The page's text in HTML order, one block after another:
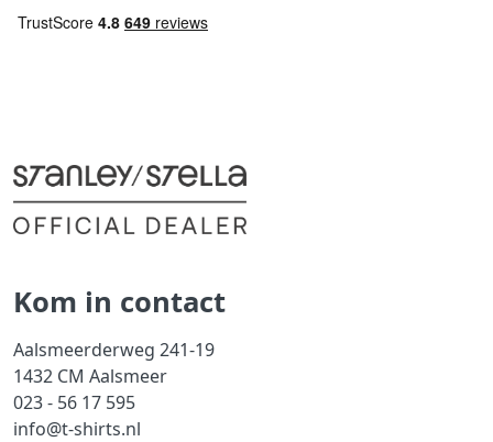
Kom in contact
Aalsmeerderweg 241-19
1432 CM Aalsmeer
023 - 56 17 595
info@t-shirts.nl